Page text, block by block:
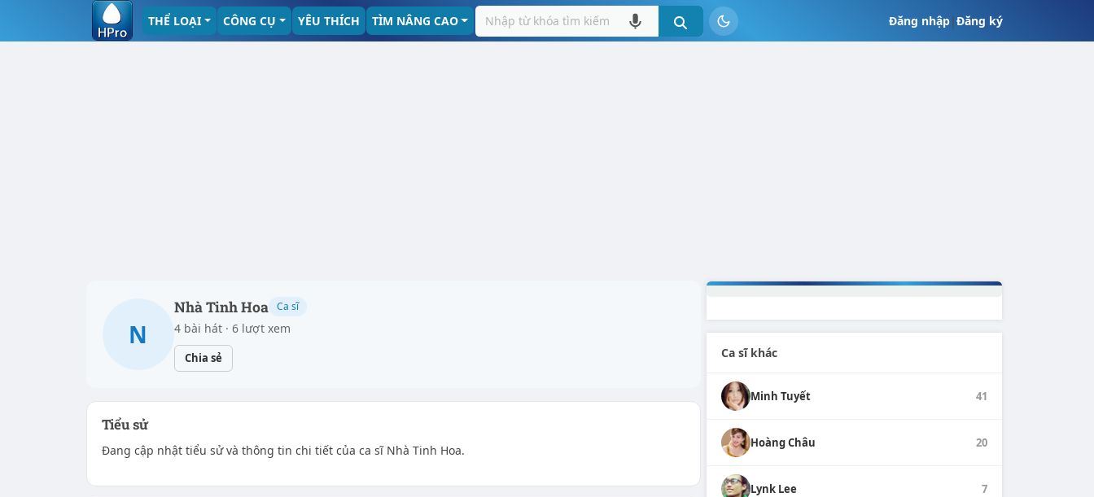
Đăng nhập|Đăng ký
THỂ LOẠI CÔNG CỤ YÊU THÍCH TÌM NÂNG CAO
N
Nhà Tinh Hoa Ca sĩ
4 bài hát · 6 lượt xem
Chia sẻ
Tiểu sử
Đang cập nhật tiểu sử và thông tin chi tiết của ca sĩ Nhà Tinh Hoa.
Ca sĩ khác
Minh Tuyết 41
Hoàng Châu 20
Lynk Lee 7